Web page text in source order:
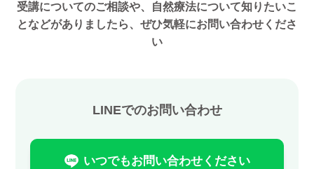
受講についてのご相談や、自然療法について知りたいこ
となどがありましたら、ぜひ気軽にお問い合わせくださ
い
LINEでのお問い合わせ
いつでもお問い合わせください